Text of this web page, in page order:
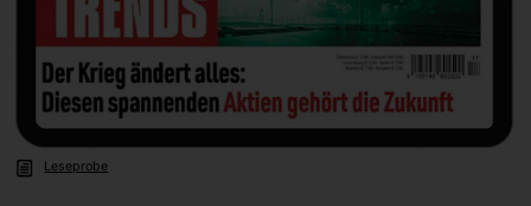
Leseprobe